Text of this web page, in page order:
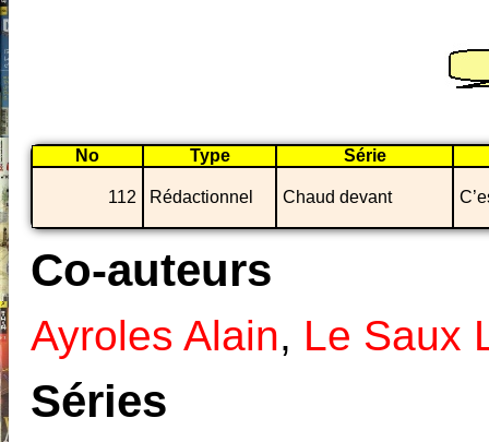
No Type Série
112 Rédactionnel Chaud devant
Co-auteurs
Ayroles Alain, Le Saux
Séries